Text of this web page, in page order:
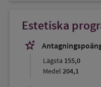
Estetiska
stars_2
Lägsta 155,0
Medel 204,1